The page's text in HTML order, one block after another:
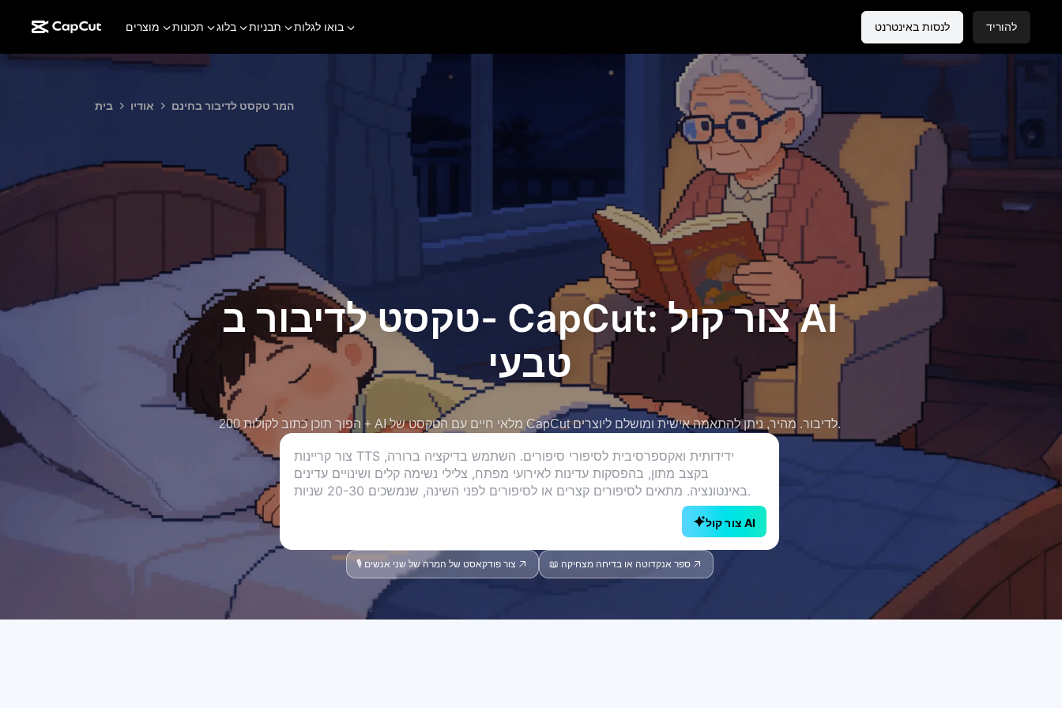
מוצרים תכונות בלוג תבניות בואו לגלות לנסות באינטרנט להוריד
בית אודיו המר טקסט לדיבור בחינם
טקסט לדיבור ב- CapCut: צור קול AI
טבעי
הפוך תוכן כתוב לקולות 200 + AI מלאי חיים עם הטקסט של CapCut לדיבור. מהיר, ניתן להתאמה אישית ומושלם ליוצרים.
צור קול AI
🎙️ צור פודקאסט של המרה של שני אנשים 📖 ספר אנקדוטה או בדיחה מצחיקה